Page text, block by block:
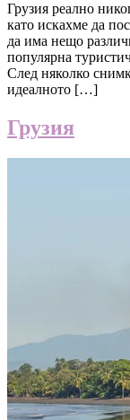
Грузия реално
като искахме да
да има нещо
популярна
След няколко
идеалното […]
Грузия